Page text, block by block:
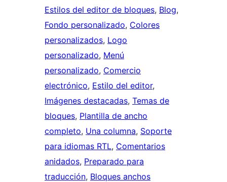
Estilos del editor de bloques, Blog
Fondo personalizado, Colores
personalizados, Logo
personalizado, Menú
personalizado, Comercio
electrónico, Estilo del editor
Imágenes destacadas, Temas de
bloques, Plantilla de ancho
completo, Una columna, Soporte
para idiomas RTL, Comentarios
anidados, Preparado para
traducción, Bloques anchos